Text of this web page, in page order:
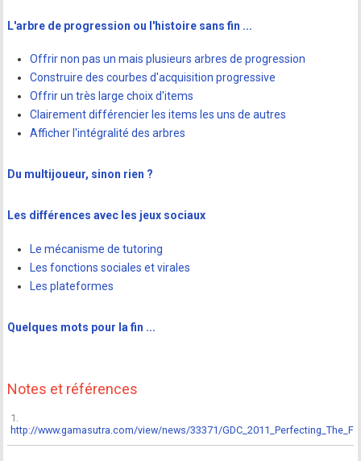
L'arbre de progression ou l'histoire sans fin ...
Offrir non pas un mais plusieurs arbres de progression
Construire des courbes d'acquisition progressive
Offrir un très large choix d'items
Clairement différencier les items les uns de autres
Afficher l'intégralité des arbres
Du multijoueur, sinon rien ?
Les différences avec les jeux sociaux
Le mécanisme de tutoring
Les fonctions sociales et virales
Les plateformes
Quelques mots pour la fin ...
Notes et références
1.
http://www.gamasutra.com/view/news/33371/